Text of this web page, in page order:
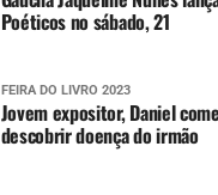
Poéticos no sábado, 21
FEIRA DO LIVRO 2023
Jovem expositor, Daniel
descobrir doença do irmão